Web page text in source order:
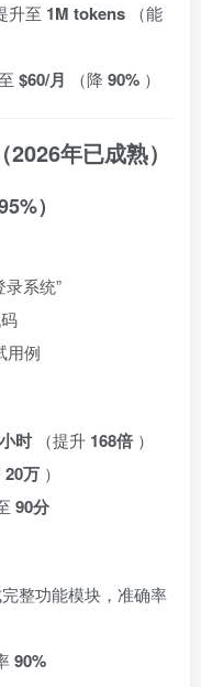
升至 1M tokens
（能
$60/月 （降 90% ）
年已成熟）
）
系统”
用例
时 （提升 168倍 ）
20万 ）
90分
完整功能模块，准确率
90%